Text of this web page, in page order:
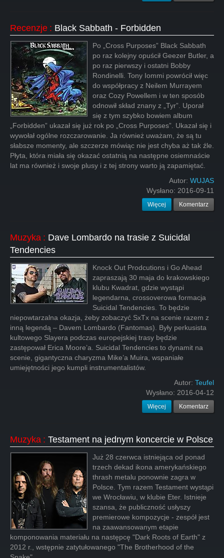
Recenzje : Black Sabbath - Forbidden
Po „Cross Purposes” Black Sabbath
po raz kolejny opuścił Geezer Butler, a
po raz pierwszy i ostatni Bobby
Rondinelli. Tony Iommi powrócił więc
do współpracy z Neilem Murrayem
oraz Cozy Powellem i w ten sposób
odnowił skład znany z „Tyr”. Uporał
się z tym szybko bowiem album
„Forbidden” ukazał się już rok po „Cross Purposes”. Ukazał się i
wywołał ogólne rozczarowanie. Ja również uważam, że są tu
słabsze momenty, ale szczerze mówiąc nie jest chyba aż tak źle.
Płyta, która miała się okazać ostatnią na następne osiemnaście
lat ma również i swoje plusy i z tej strony warto ją zapamiętać.
Autor: WUJAS
Wysłano: 2016-09-11
Więcej Komentarz
Muzyka : Dave Lombardo na trasie z Suicidal
Tendencies
Knock Out Prodcutions i Go Ahead
zapraszają 30 maja do krakowskiego
klubu Kwadrat, gdzie wystąpi
legendarna, crossoverowa formacja
Suicidal Tendencies. To będzie
niepowtarzalna okazja, żeby zobaczyć SxTx na scenie razem z
inną legendą – Davem Lombardo (Fantomas). Były perkusista
kultowego Slayera podczas europejskiej trasy będzie
zastępował Erica Moore’a. Suicidal Tendencies to dynamit na
scenie, gigantyczna charyzma Mike’a Muira, wspaniałe
umiejętności jego kumpli instrumentalistów.
Autor: Teufel
Wysłano: 2016-04-12
Więcej Komentarz
Muzyka : Testament na jednym koncercie w Polsce
Już 28 czerwca istniejąca od ponad
trzech dekad ikona amerykańskiego
thrash metalu ponownie zagra w
Polsce. Tym razem Testament wystąpi
we Wrocławiu, w klubie Eter. Istnieje
szansa, że publiczność usłyszy
premierowe kompozycje - zespół jest
na zaawansowanym etapie
komponowania materiału na następcę "Dark Roots of Earth" z
2012 r., wstępnie zatytułowanego "The Brotherhood of the